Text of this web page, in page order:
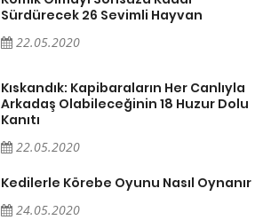
Sürdürecek 26 Sevimli Hayvan
22.05.2020
Kıskandık: Kapibaraların Her Canlıyla
Arkadaş Olabileceğinin 18 Huzur Dolu
Kanıtı
22.05.2020
Kedilerle Körebe Oyunu Nasıl Oynanır
24.05.2020